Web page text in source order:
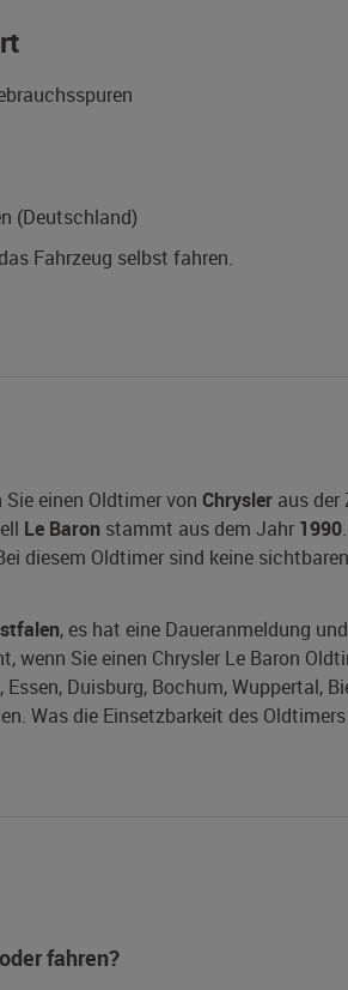
(Deutschland)
Fahrzeug selbst fahren.
einen Oldtimer von Chrysler aus der
Le Baron stammt aus dem Jahr 1990
diesem Oldtimer sind keine
, es hat eine Daueranmeldung
wenn Sie einen Chrysler Le Baron
Duisburg, Bochum, Wuppertal,
Was die Einsetzbarkeit des
fahren?